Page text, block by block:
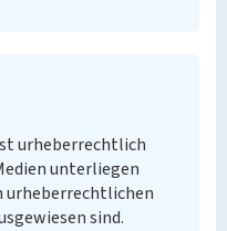
urheberrechtlich
unterliegen
urheberrechtlichen
sind.